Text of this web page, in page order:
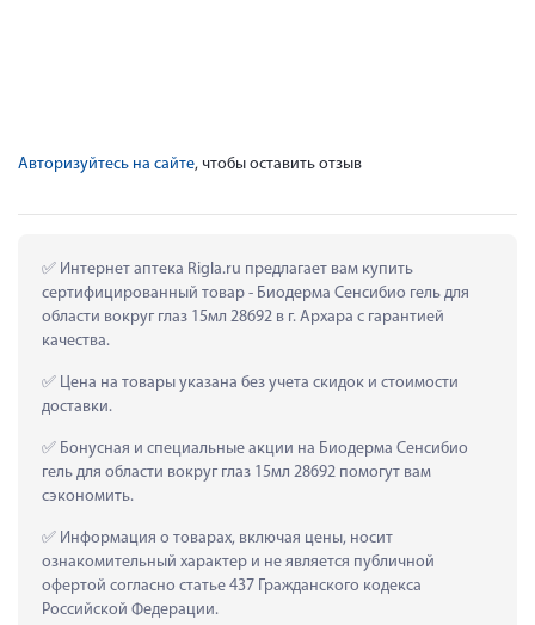
Авторизуйтесь на сайте, чтобы оставить отзыв
Интернет аптека Rigla.ru предлагает вам купить
сертифицированный товар - Биодерма Сенсибио гель для
области вокруг глаз 15мл 28692 в г. Архара с гарантией
качества.
Цена на товары указана без учета скидок и стоимости
доставки.
Бонусная и специальные акции на Биодерма Сенсибио
гель для области вокруг глаз 15мл 28692 помогут вам
сэкономить.
Информация о товарах, включая цены, носит
ознакомительный характер и не является публичной
офертой согласно статье 437 Гражданского кодекса
Российской Федерации.